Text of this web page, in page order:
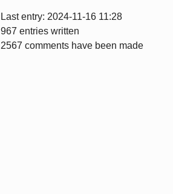
Last entry: 2024-11-16 11:28
967 entries written
2567 comments have been made